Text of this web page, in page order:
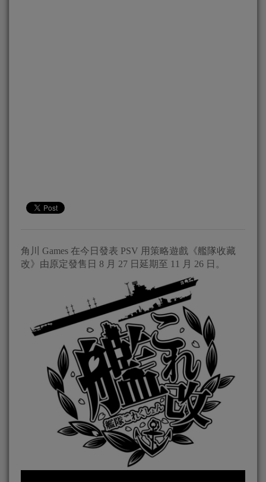
角川 Games 在今日發表 PSV 用策略遊戲《艦隊收藏
改》由原定發售日 8 月 27 日延期至 11 月 26 日。